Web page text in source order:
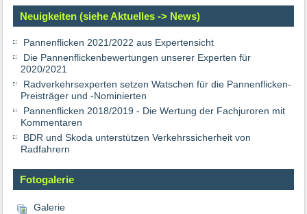
Neuigkeiten (siehe Aktuelles -> News)
Pannenflicken 2021/2022 aus Expertensicht
Die Pannenflickenbewertungen unserer Experten für
2020/2021
Radverkehrsexperten setzen Watschen für die Pannenflicken-
Preisträger und -Nominierten
Pannenflicken 2018/2019 - Die Wertung der Fachjuroren mit
Kommentaren
BDR und Skoda unterstützen Verkehrssicherheit von
Radfahrern
Fotogalerie
Galerie